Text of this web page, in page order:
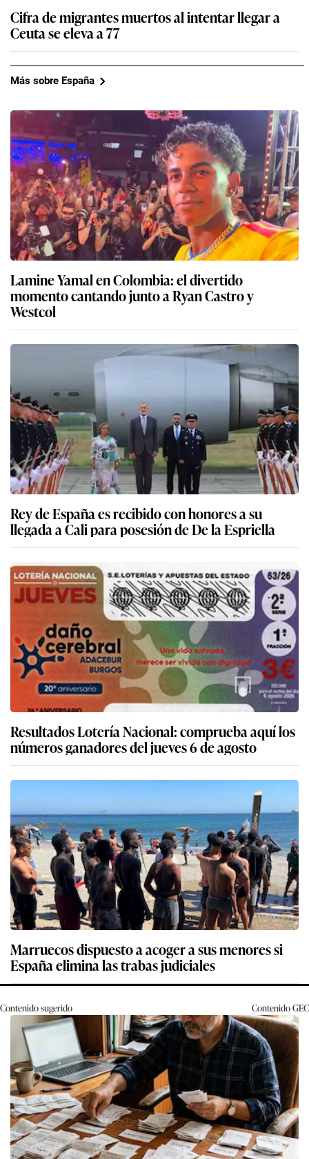
Cifra de migrantes muertos al intentar llegar a
Ceuta se eleva a 77
Más sobre España
Lamine Yamal en Colombia: el divertido
momento cantando junto a Ryan Castro y
Westcol
Rey de España es recibido con honores a su
llegada a Cali para posesión de De la Espriella
Resultados Lotería Nacional: comprueba aquí los
números ganadores del jueves 6 de agosto
Marruecos dispuesto a acoger a sus menores si
España elimina las trabas judiciales
Contenido sugerido ContenidoGEC